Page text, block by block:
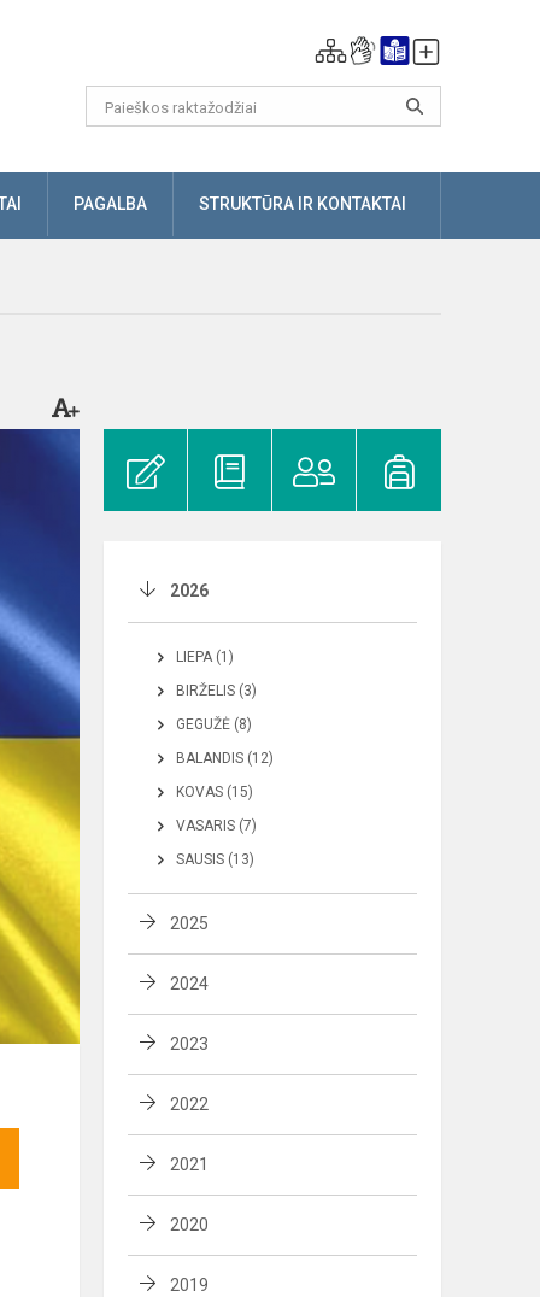
PAGALBA STRUKTŪRA IR KONTAKTAI
2026
LIEPA (1)
BIRŽELIS (3)
GEGUŽĖ (8)
BALANDIS (12)
KOVAS (15)
VASARIS (7)
SAUSIS (13)
2025
2024
2023
2022
2021
2020
2019